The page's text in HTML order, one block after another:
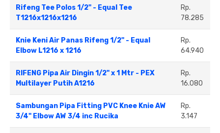
Rifeng Tee Polos 1/2" - Equal Tee
T1216x1216x1216
Rp.
78.285
Knie Keni Air Panas Rifeng 1/2'' - Equal
Elbow L1216 x 1216
Rp.
64.940
RIFENG Pipa Air Dingin 1/2" x 1 Mtr - PEX
Multilayer Putih A1216
Rp.
16.080
Sambungan Pipa Fitting PVC Knee Knie AW
3/4" Elbow AW 3/4 inc Rucika
Rp.
3.147